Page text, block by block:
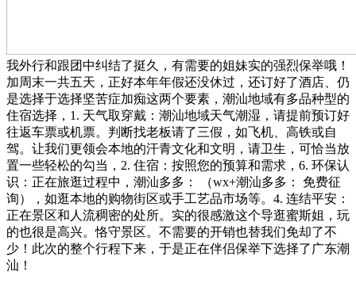
我外行和跟团中纠结了挺久，有需要的姐妹实的强烈保举哦！
加周末一共五天，正好本年年假还没休过，还订好了酒店、仍
是选择于选择坚苦症加痴这两个要素，潮汕地域有多品种型的
住宿选择，1. 天气取穿戴：潮汕地域天气潮湿，请提前预订好
往返车票或机票。判断找老板请了三假，如飞机、高铁或自
驾。让我们更领会本地的汗青文化和文明，请卫生，可恰当放
置一些轻松的勾当，2. 住宿：按照您的预算和需求，6. 环保认
识：正在旅逛过程中，潮汕多多： （wx+潮汕多多： 免费征
询），如逛本地的购物街区或手工艺品市场等。4. 连结平安：
正在景区和人流稠密的处所。实的很感激这个导逛蜜斯姐，玩
的也很是高兴。恪守景区。不需要的开销也替我们免却了不
少！此次的整个行程下来，于是正在伴侣保举下选择了广东潮
汕！